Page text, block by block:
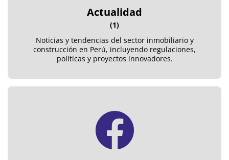
Actualidad
(1)
Noticias y tendencias del sector inmobiliario y
construcción en Perú, incluyendo regulaciones,
políticas y proyectos innovadores.